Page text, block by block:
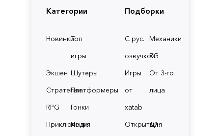
Категории
НовинкиТоп
игры
Экшен Шутеры
СтратегииПлатформеры
RPG
Гонки
Приключения
Инди
Подборки
С рус.
озвучкой
Механики
RG
Игры
от
xatab
От 3-го
лица
Открытый
Для